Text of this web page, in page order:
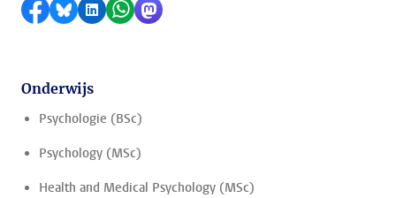
Delen op Facebook
Delen via Bluesky
Delen op LinkedIn
Delen via WhatsApp
Delen via Mastodon
Onderwijs
Psychologie (BSc)
Psychology (MSc)
Health and Medical Psychology (MSc)